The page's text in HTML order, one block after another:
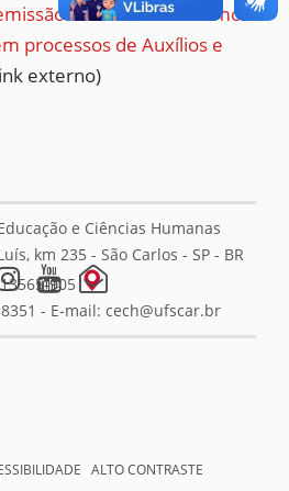
ALTO CONTRASTE
de Aditivo ao Termo de
processos de Auxílios e
externo)
e Ciências Humanas
km 235 - São Carlos - SP - BR
905
- E-mail: cech@ufscar.br